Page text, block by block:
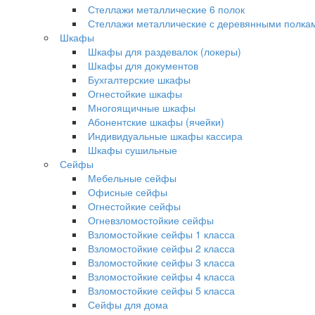
Стеллажи металлические 6 полок
Стеллажи металлические с деревянными
Шкафы
Шкафы для раздевалок (локеры)
Шкафы для документов
Бухгалтерские шкафы
Огнестойкие шкафы
Многоящичные шкафы
Абонентские шкафы (ячейки)
Индивидуальные шкафы кассира
Шкафы сушильные
Сейфы
Мебельные сейфы
Офисные сейфы
Огнестойкие сейфы
Огневзломостойкие сейфы
Взломостойкие сейфы 1 класса
Взломостойкие сейфы 2 класса
Взломостойкие сейфы 3 класса
Взломостойкие сейфы 4 класса
Взломостойкие сейфы 5 класса
Сейфы для дома